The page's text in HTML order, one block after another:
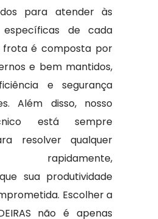
para atender às
específicas de cada
frota é composta por
e bem mantidos,
e segurança
Além disso, nosso
está sempre
resolver qualquer
rapidamente,
sua produtividade
Escolher a
não é apenas